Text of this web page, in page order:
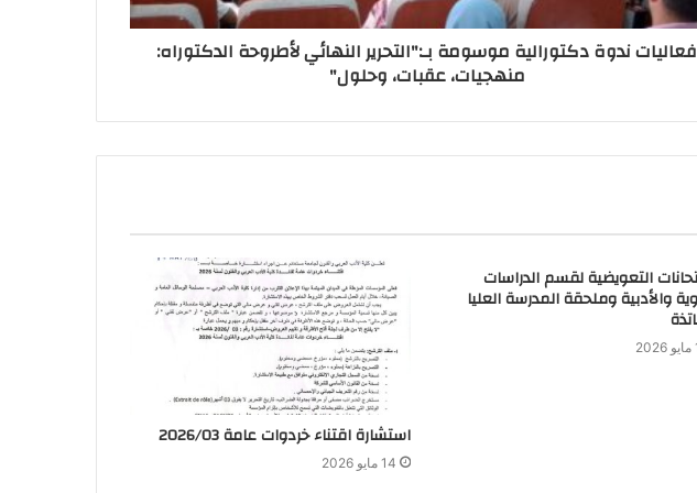
فعاليات ندوة دكتورالية موسومة بـ:"التحرير النهائي لأطروحة الدكتوراه:
منهجيات، عقبات، وحلول"
التعويضية لقسم الدراسات
والأدبية وملحقة المدرسة العليا
استشارة اقتناء خردوات عامة 2026/03
14 مايو 2026